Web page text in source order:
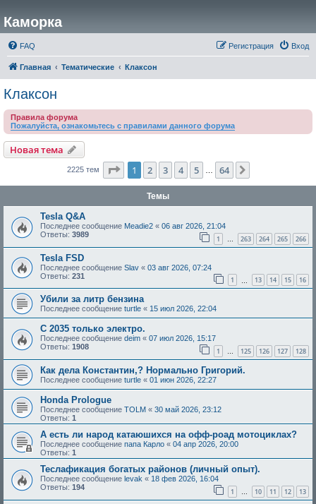
Каморка
FAQ Вход
Регистрация
Главная Тематические Клаксон
Клаксон
Правила форума
Пожалуйста, ознакомьтесь с правилами данного форума
Новая тема
2225 тем Страница из 64
1 2 3 4 5 64
Темы
Tesla Q&A
Последнее сообщение Meadie2 « 06 авг 2026, 21:04
Ответы: 3989 1 … 263 264 265 266
Tesla FSD
Последнее сообщение Slav « 03 авг 2026, 07:24
Ответы: 231 1 13 14 15 16
Убили за литр бензина
Последнее сообщение turtle « 15 июл 2026, 22:04
С 2035 только электро.
Последнее сообщение deim « 07 июл 2026, 15:17
Ответы: 1908 1 … 125 126 127 128
Как дела Константин,? Нормально Григорий.
Последнее сообщение turtle « 01 июн 2026, 22:27
Honda Prologue
Последнее сообщение TOLM « 30 май 2026, 23:12
Ответы: 1
А есть ли народ катаюшихся на офф-роад мотоциклах?
Последнее сообщение папа Карло « 04 апр 2026, 20:00
Ответы: 1
Теслафикация богатых районов (личный опыт).
Последнее сообщение levak « 18 фев 2026, 16:04
Ответы: 194 1 … 10 11 12 13